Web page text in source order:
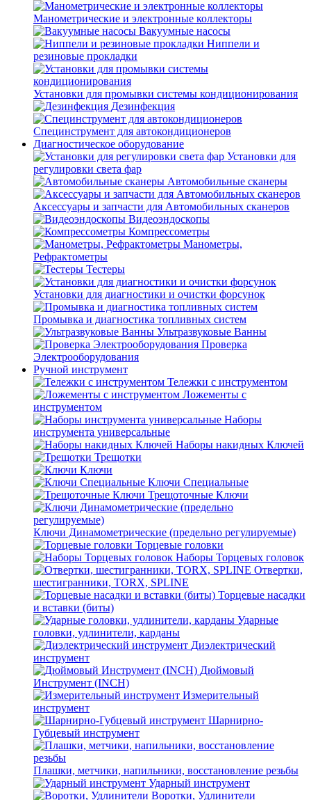
Манометрические и электронные коллекторы
Вакуумные насосы
Ниппели и
резиновые прокладки
Установки для промывки системы кондиционирования
Дезинфекция
Специнструмент для автокондиционеров
Диагностическое оборудование
Установки для
регулировки света фар
Автомобильные сканеры
Аксессуары и запчасти для Автомобильных сканеров
Видеоэндоскопы
Компрессометры
Манометры,
Рефрактометры
Тестеры
Установки для диагностики и очистки форсунок
Промывка и диагностика топливных систем
Ультразвуковые Ванны
Проверка
Электрооборудования
Ручной инструмент
Тележки с инструментом
Ложементы с
инструментом
Наборы
инструмента универсальные
Наборы накидных Ключей
Трещотки
Ключи
Ключи Специальные
Трещоточные Ключи
Ключи Динамометрические (предельно регулируемые)
Торцевые головки
Наборы Торцевых головок
Отвертки,
шестигранники, TORX, SPLINE
Торцевые насадки
и вставки (биты)
Ударные
головки, удлинители, карданы
Диэлектрический
инструмент
Дюймовый
Инструмент (INCH)
Измерительный
инструмент
Шарнирно-
Губцевый инструмент
Плашки, метчики, напильники, восстановление резьбы
Ударный инструмент
Воротки, Удлинители